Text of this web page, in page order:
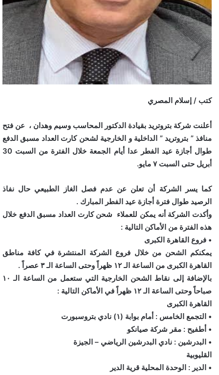
كتب / إسلام المصري
أعلنت شركة بتروتريد بقيادة الدكتور المحاسب وسيم وهدان ، عن فتح
منافذ ” بتروتريد ” الداخلية و الخارجية لشحن كارت العداد مسبق الدفع
طوال أجازة عيد الفطر عدا أيام الجمعة خلال الفترة من السبت 30
أبريل حتى السبت ٧ مايو.
كما يسر الشركة أن تعلن عن عدم فصل الغاز الطبيعي حال نفاذ
الرصيد طوال فترة أجازة عيد الفطر المبارك .
وأكدت الشركة أنه يمكن للعملاء شحن كارت العداد مسبق الدفع خلال
هذه الفترة من الأماكن التالية :
• فروع القاهرة الكبرى
يمكنكم الشحن من خلال فروع الشركة المنتشرة في كافة مناطق
القاهرة الكبرى من الساعة الـ ١٢ ظهراً وحتى الساعة الـ ٣ عصراً .
بالإضافة إلى نقاط الشحن الخارجية التي ستعمل من الساعة الـ ١٠
صباحاً وحتى الساعة الـ ١٢ ظهراً في الأماكن التالية :
القاهرة الكبرى
• التجمع الخامس : أمام بوابة (١) نادي بتروسبورت
• أطفيح : مقر شركة صيانكو
• البدرشين : نادي البدرشين الرياضي – الجيزة
القليوبية
• الدير : الوحدة المحلية قرية الدير